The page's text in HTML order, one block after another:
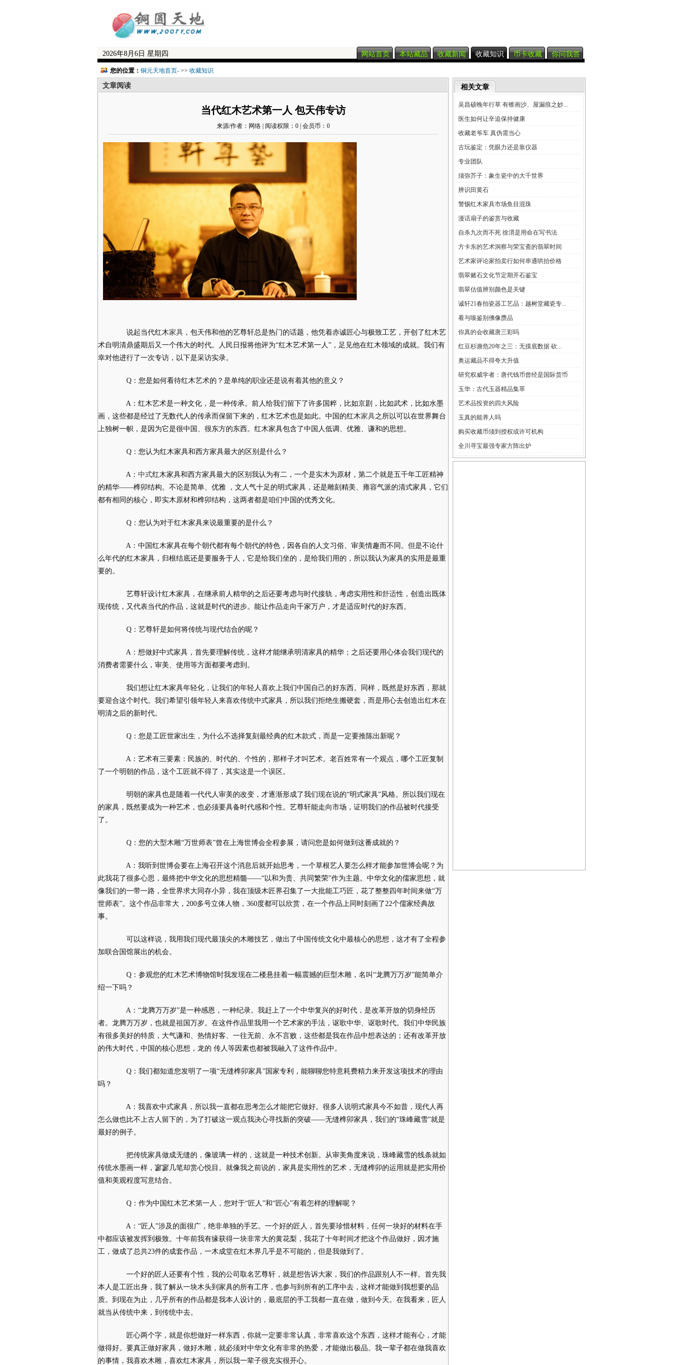
2026年8月6日 星期四 网站首页 本站藏品 收藏新闻 收藏知识 币卡收藏 你问我答
您的位置： 铜元天地首页- >> 收藏知识
文章阅读
当代红木艺术第一人 包天伟专访
来源/作者：网络 | 阅读权限：0 | 会员币：0
说起当代红木家具 ，包天伟和他的艺尊轩总是热门的话题，他凭着赤诚匠心与极致工艺，开创了红木艺
术自明清鼎盛期后又一个伟大的时代。人民日报将他评为“红木艺术第一人”，足见他在红木领域的成就。我们有
幸对他进行了一次专访，以下是采访实录。
Q：您是如何看待红木艺术的？是单纯的职业还是说有着其他的意义？
A：红木艺术是一种文化，是一种传承。前人给我们留下了许多国粹，比如京剧，比如武术，比如水墨
画，这些都是经过了无数代人的传承而保留下来的，红木艺术也是如此。中国的红木家具之所以可以在世界舞台
上独树一帜，是因为它是很中国、很东方的东西。红木家具包含了中国人低调、优雅、谦和的思想。
Q：您认为红木家具和西方家具最大的区别是什么？
A： 中式红木家具和西方家具最大的区别我认为有二，一个是实木为原材，第二个就是五千年工匠精神
的精华——榫卯结构。不论是简单、优雅 ，文人气十足的明式家具，还是雕刻精美、雍容气派的清式家具，它们
都有相同的核心，即实木原材和榫卯结构，这两者都是咱们中国的优秀文化。
Q：您认为对于红木家具来说最重要的是什么？
A：中国红木家具在每个朝代都有每个朝代的特色，因各自的人文习俗、审美情趣而不同。但是不论什
么年代的红木家具，归根结底还是要服务于人，它是给我们坐的，是给我们用的，所以我认为家具的实用是最重
要的。
艺尊轩设计红木家具，在继承前人精华的之后还要考虑与时代接轨，考虑实用性和舒适性，创造出既体
现传统，又代表当代的作品，这就是时代的进步。能让作品走向千家万户，才是适应时代的好东西。
Q：艺尊轩是如何将传统与现代结合的呢？
A：想做好中式家具，首先要理解传统，这样才能继承明清家具的精华；之后还要用心体会我们现代的
消费者需要什么，审美、使用等方面都要考虑到。
我们想让红木家具年轻化，让我们的年轻人喜欢上我们中国自己的好东西。同样，既然是好东西，那就
要迎合这个时代。我们希望引领年轻人来喜欢传统中式家具，所以我们拒绝生搬硬套，而是用心去创造出红木在
明清之后的新时代。
Q：您是工匠世家出生，为什么不选择复刻最经典的红木款式，而是一定要推陈出新呢？
A：艺术有三要素：民族的、时代的、个性的，那样子才叫艺术。老百姓常有一个观点，哪个工匠复制
了一个明朝的作品，这个工匠就不得了，其实这是一个误区。
明朝的家具也是随着一代代人审美的改变，才逐渐形成了我们现在说的“明式家具”风格。所以我们现在
的家具，既然要成为一种艺术，也必须要具备时代感和个性。艺尊轩能走向市场，证明我们的作品被时代接受
了。
Q：您的大型木雕“万世师表”曾在上海世博会全程参展，请问您是如何做到这番成就的？
A：我听到世博会要在上海召开这个消息后就开始思考，一个草根艺人要怎么样才能参加世博会呢？为
此我花了很多心思，最终把中华文化的思想精髓——“以和为贵、共同繁荣”作为主题。中华文化的儒家思想，就
像我们的一带一路，全世界求大同存小异，我在顶级木匠界召集了一大批能工巧匠，花了整整四年时间来做“万
世师表”。这个作品非常大，200多号立体人物，360度都可以欣赏，在一个作品上同时刻画了22个儒家经典故
事。
可以这样说，我用我们现代最顶尖的木雕技艺，做出了中国传统文化中最核心的思想，这才有了全程参
加联合国馆展出的机会。
Q：参观您的红木艺术博物馆时我发现在二楼悬挂着一幅震撼的巨型木雕，名叫“龙腾万万岁”能简单介
绍一下吗？
A：“龙腾万万岁”是一种感恩，一种纪录。我赶上了一个中华复兴的好时代，是改革开放的切身经历
者。龙腾万万岁，也就是祖国万岁。在这件作品里我用一个艺术家的手法，讴歌中华、讴歌时代。我们中华民族
有很多美好的特质，大气谦和、热情好客、一往无前、永不言败，这些都是我在作品中想表达的；还有改革开放
的伟大时代，中国的核心思想，龙的 传人等因素也都被我融入了这件作品中。
Q：我们都知道您发明了一项“无缝榫卯家具”国家专利，能聊聊您特意耗费精力来开发这项技术的理由
吗？
A：我喜欢中式家具，所以我一直都在思考怎么才能把它做好。很多人说明式家具今不如昔，现代人再
怎么做也比不上古人留下的，为了打破这一观点我决心寻找新的突破——无缝榫卯家具，我们的“珠峰藏雪”就是
最好的例子。
把传统家具做成无缝的，像玻璃一样的，这就是一种技术创新。从审美角度来说，珠峰藏雪的线条就如
传统水墨画一样，寥寥几笔却赏心悦目。就像我之前说的，家具是实用性的艺术，无缝榫卯的运用就是把实用价
值和美观程度写意结合。
Q：作为中国红木艺术第一人，您对于“匠人”和“匠心”有着怎样的理解呢？
A：“匠人”涉及的面很广，绝非单独的手艺。一个好的匠人，首先要珍惜材料，任何一块好的材料在手
中都应该被发挥到极致。十年前我有缘获得一块非常大的黄花梨，我花了十年时间才把这个作品做好，因才施
工，做成了总共23件的成套作品，一木成堂在红木界几乎是不可能的，但是我做到了。
一个好的匠人还要有个性，我的公司取名艺尊轩，就是想告诉大家，我们的作品跟别人不一样。首先我
本人是工匠出身，我了解从一块木头到家具的所有工序，也参与到所有的工序中去，这样才能做到我想要的品
质。到现在为止，几乎所有的作品都是我本人设计的，最底层的手工我都一直在做，做到今天。在我看来，匠人
就当从传统中来，到传统中去。
匠心两个字，就是你想做好一样东西，你就一定要非常认真，非常喜欢这个东西，这样才能有心，才能
做得好。要真正做好家具，做好木雕，就必须对中华文化有非常的热爱，才能做出极品。我一辈子都在做我喜欢
的事情，我喜欢木雕，喜欢红木家具，所以我一辈子很充实很开心。
相关文章
吴昌硕晚年行草 有锥画沙、屋漏痕之妙...
医生如何让辛追保持健康
收藏老爷车 真伪需当心
古玩鉴定：凭眼力还是靠仪器
专业团队
须弥芥子：象生瓷中的大千世界
辨识田黄石
警惕红木家具市场鱼目混珠
漫话扇子的鉴赏与收藏
自杀九次而不死 徐渭是用命在写书法
方卡东的艺术洞察与荣宝斋的翡翠时间
艺术家评论家拍卖行如何串通哄抬价格
翡翠赌石文化节定期开石鉴宝
翡翠估值辨别颜色是关键
诚轩21春拍瓷器工艺品：越树堂藏瓷专...
看与嗅鉴别佛像赝品
你真的会收藏唐三彩吗
红豆杉濒危20年之三：无摸底数据 砍...
奥运藏品不得夸大升值
研究权威学者：唐代钱币曾经是国际货币
玉华：古代玉器精品集萃
艺术品投资的四大风险
玉真的能养人吗
购买收藏币须到授权或许可机构
全川寻宝最强专家方阵出炉